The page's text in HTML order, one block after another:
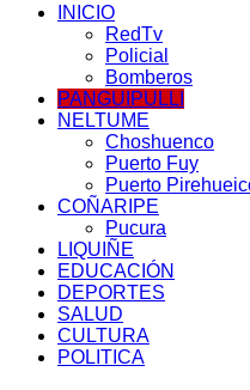
INICIO
RedTv
Policial
Bomberos
PANGUIPULLI
NELTUME
Choshuenco
Puerto Fuy
Puerto
COÑARIPE
Pucura
LIQUIÑE
EDUCACIÓN
DEPORTES
SALUD
CULTURA
POLITICA